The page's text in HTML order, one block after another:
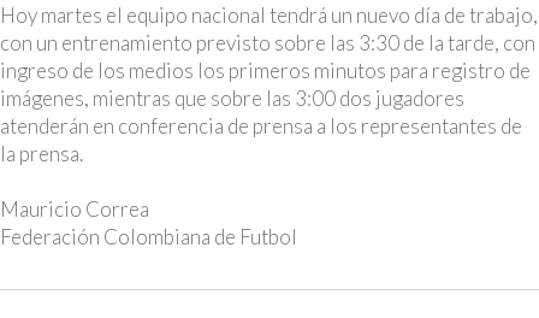
Hoy martes el equipo nacional tendrá un nuevo día de trabajo,
con un entrenamiento previsto sobre las 3:30 de la tarde, con
ingreso de los medios los primeros minutos para registro de
imágenes, mientras que sobre las 3:00 dos jugadores
atenderán en conferencia de prensa a los representantes de
la prensa.
Mauricio Correa
Federación Colombiana de Futbol